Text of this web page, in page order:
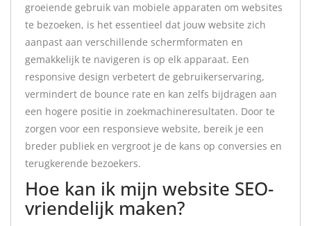
groeiende gebruik van mobiele apparaten om websites
te bezoeken, is het essentieel dat jouw website zich
aanpast aan verschillende schermformaten en
gemakkelijk te navigeren is op elk apparaat. Een
responsive design verbetert de gebruikerservaring,
vermindert de bounce rate en kan zelfs bijdragen aan
een hogere positie in zoekmachineresultaten. Door te
zorgen voor een responsieve website, bereik je een
breder publiek en vergroot je de kans op conversies en
terugkerende bezoekers.
Hoe kan ik mijn website SEO-
vriendelijk maken?